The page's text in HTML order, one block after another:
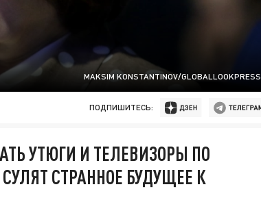
MAKSIM KONSTANTINOV/GLOBALLOOKPRESS
ПОДПИШИТЕСЬ:
УТЮГИ И ТЕЛЕВИЗОРЫ ПО
СТРАННОЕ БУДУЩЕЕ К